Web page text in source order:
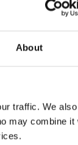
About
traffic. We
may combine it